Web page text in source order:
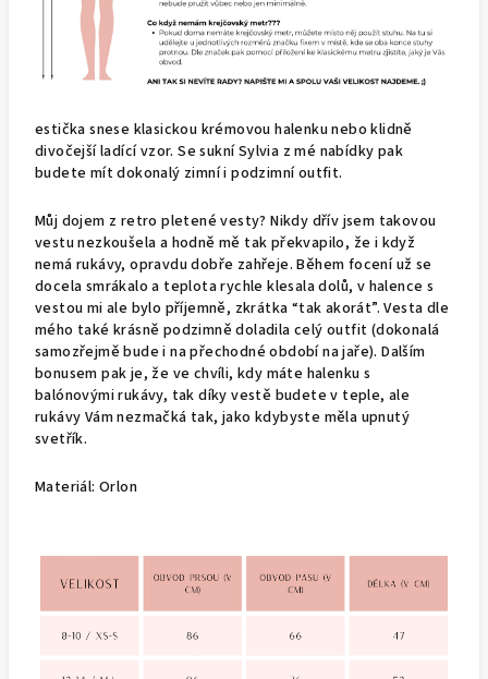
estička snese klasickou krémovou halenku nebo klidně
divočejší ladící vzor. Se sukní Sylvia z mé nabídky pak
budete mít dokonalý zimní i podzimní outfit.
Můj dojem z retro pletené vesty? Nikdy dřív jsem takovou
vestu nezkoušela a hodně mě tak překvapilo, že i když
nemá rukávy, opravdu dobře zahřeje. Během focení už se
docela smrákalo a teplota rychle klesala dolů, v halence s
vestou mi ale bylo příjemně, zkrátka “tak akorát”. Vesta dle
mého také krásně podzimně doladila celý outfit (dokonalá
samozřejmě bude i na přechodné období na jaře). Dalším
bonusem pak je, že ve chvíli, kdy máte halenku s
balónovými rukávy, tak díky vestě budete v teple, ale
rukávy Vám nezmačká tak, jako kdybyste měla upnutý
svetřík.
Materiál: Orlon